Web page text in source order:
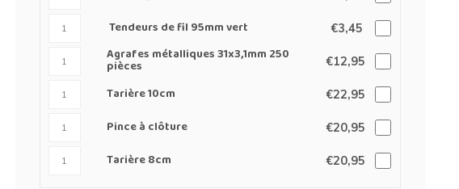
Tendeurs de fil 95mm vert €3,45
Agrafes métalliques 31x3,1mm 250
pièces €12,95
Tarière 10cm €22,95
Pince à clôture €20,95
Tarière 8cm €20,95